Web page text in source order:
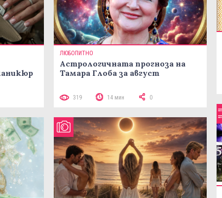
ЛЮБОПИТНО
Астрологичната прогноза на
Тамара Глоба за август
319 14 мин 0